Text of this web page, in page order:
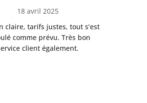
18 avril 2025
claire, tarifs justes, tout s’est
comme prévu. Très bon
client également.